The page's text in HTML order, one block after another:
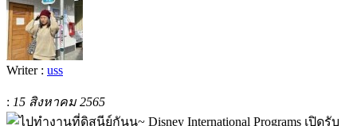
Writer : uss
: 15 สิงหาคม 2565